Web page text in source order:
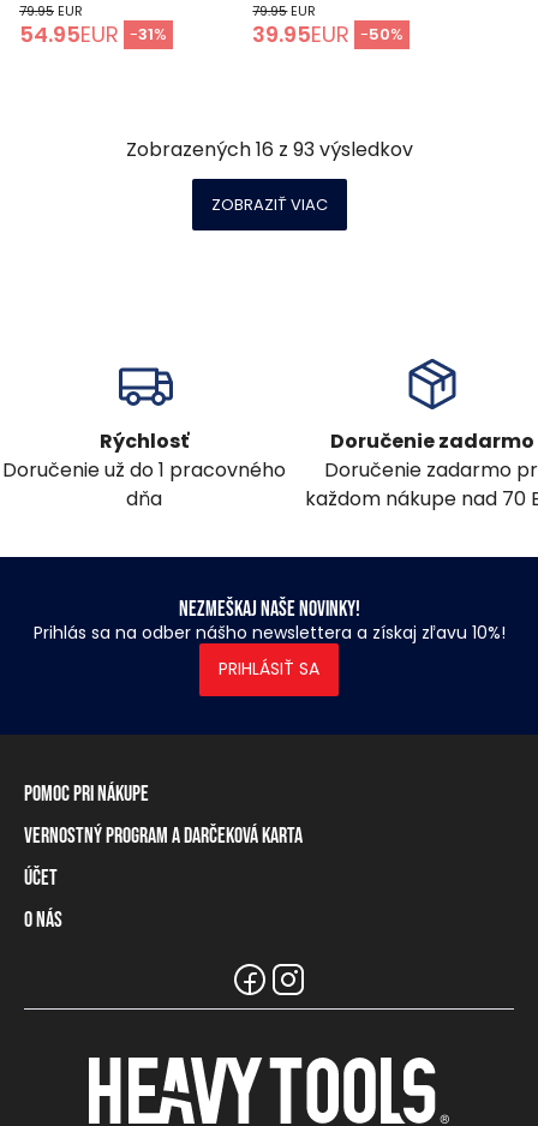
79.95 EUR
54.95EUR -31%
79.95EUR
39.95EUR -50%
Zobrazených16 z 93výsledkov
ZOBRAZIŤ VIAC
Rýchlosť
Doručenie už do 1 pracovného
dňa
Doručenie zadarmo
Doručenie zadarmo
každom nákupe nad 70
Nezmeškaj naše novinky!
Prihlás sa na odber nášho newslettera a získaj zľavu 10%!
PRIHLÁSIŤ SA
Pomoc pri nákupe
Informácie o doručení
Spôsoby platby
Tabuľka rozmerov
Naše predajne a distribútori
Vernostný program a darčeková karta
Vernostný program
Darčeková karta
Účet
Prihlásenie / registrácia
O nás
Informácie pre predajcov